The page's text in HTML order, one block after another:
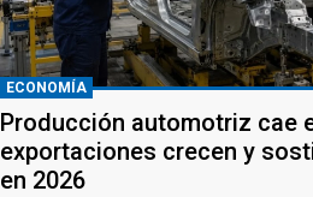
ECONOMÍA
Producción automotriz cae
exportaciones crecen y
en 2026